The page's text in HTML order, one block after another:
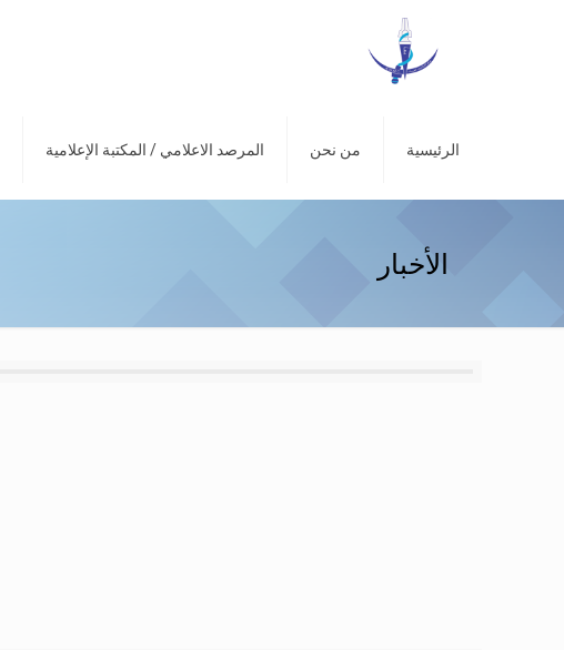
الرئيسية من نحن المرصد الاعلامي / المكتبة الإعلامية
الأخبار